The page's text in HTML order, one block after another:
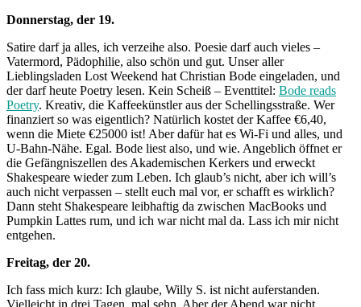
Donnerstag, der 19.
Satire darf ja alles, ich verzeihe also. Poesie darf auch vieles –
Vatermord, Pädophilie, also schön und gut. Unser aller
Lieblingsladen Lost Weekend hat Christian Bode eingeladen, und
der darf heute Poetry lesen. Kein Scheiß – Eventtitel: Bode reads
Poetry. Kreativ, die Kaffeekünstler aus der Schellingsstraße. Wer
finanziert so was eigentlich? Natürlich kostet der Kaffee €6,40,
wenn die Miete €25000 ist! Aber dafür hat es Wi-Fi und alles, und
U-Bahn-Nähe. Egal. Bode liest also, und wie. Angeblich öffnet er
die Gefängniszellen des Akademischen Kerkers und erweckt
Shakespeare wieder zum Leben. Ich glaub’s nicht, aber ich will’s
auch nicht verpassen – stellt euch mal vor, er schafft es wirklich?
Dann steht Shakespeare leibhaftig da zwischen MacBooks und
Pumpkin Lattes rum, und ich war nicht mal da. Lass ich mir nicht
entgehen.
Freitag, der 20.
Ich fass mich kurz: Ich glaube, Willy S. ist nicht auferstanden.
Vielleicht in drei Tagen, mal sehn. Aber der Abend war nicht